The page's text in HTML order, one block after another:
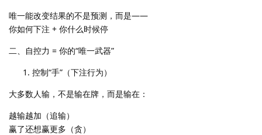
唯一能改变结果的不是预测，而是——
你如何下注 + 你什么时候停
二、自控力 = 你的“唯一武器”
控制“手”（下注行为）
大多数人输，不是输在牌，而是输在：
越输越加（追输）
赢了还想赢更多（贪）